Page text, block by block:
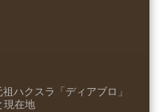
ハクスラ「ディアブロ」
現在地